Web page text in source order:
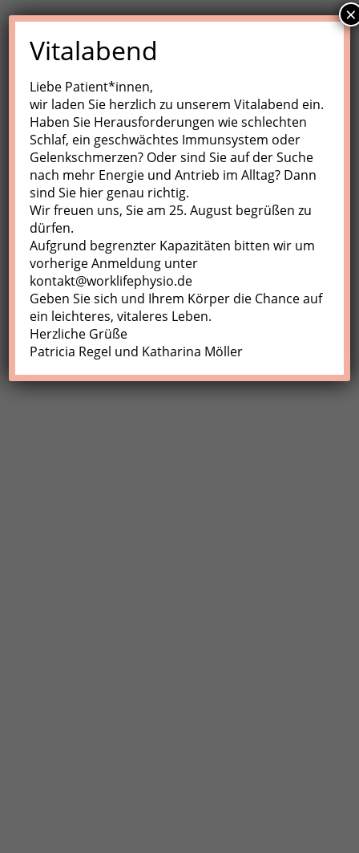
Buchungen sind für diese Veranstaltung nicht mehr
möglich.
Nächste Kurse
Keine Veranstaltungen
Profil
Meine Buchungen
Abmelden
Vitalabend
Liebe Patient*innen,
wir laden Sie herzlich zu unserem Vitalabend ein.
Haben Sie Herausforderungen wie schlechten
Schlaf, ein geschwächtes Immunsystem oder
Gelenkschmerzen? Oder sind Sie auf der Suche
nach mehr Energie und Antrieb im Alltag? Dann
sind Sie hier genau richtig.
Wir freuen uns, Sie am 25. August begrüßen zu
dürfen.
Aufgrund begrenzter Kapazitäten bitten wir um
vorherige Anmeldung unter
kontakt@worklifephysio.de
Geben Sie sich und Ihrem Körper die Chance auf
ein leichteres, vitaleres Leben.
Herzliche Grüße
Patricia Regel und Katharina Möller
×